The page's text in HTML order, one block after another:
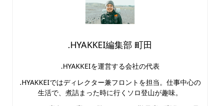
.HYAKKEI編集部 町田
.HYAKKEIを運営する会社の代表
.HYAKKEIではディレクター兼フロントを担当。仕事中心の
生活で、煮詰まった時に行くソロ登山が趣味。